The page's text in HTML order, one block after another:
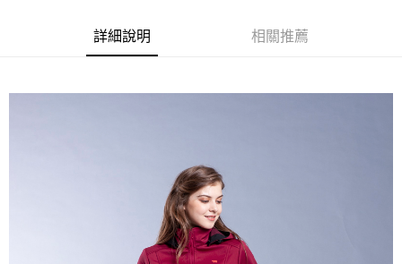
【「AFTEE先享後付」結帳流程】
３．收到繳費通知簡訊後14天內，點擊此簡訊中的連結，可透過四大超商／
※ 交易是否成功請以「AFTEE先享後付 」之結帳頁面顯示為準，若有關於
是否繳費成功／繳費後需取消欲退款等相關疑問，請聯繫「AFTEE先享後付
https://netprotections.freshdesk.com/support/home
１．透過由恩沛科技股份有限公司提供之「AFTEE先享後付」服務完成之交
每筆NT$60，滿NT$2,000(含以上)免運費
每筆NT$100，滿NT$3,000(含以上)免運費
詳細說明 相關推薦